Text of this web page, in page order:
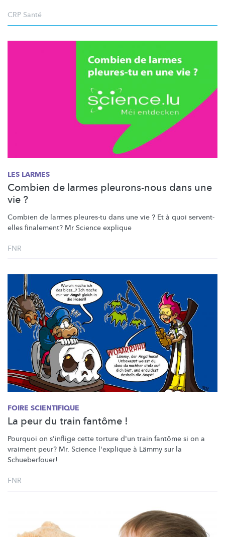
CRP Santé
LES LARMES
Combien de larmes pleurons-nous dans une
vie ?
Combien de larmes pleures-tu dans une vie ? Et à quoi servent-
elles finalement? Mr Science explique
FNR
FOIRE SCIENTIFIQUE
La peur du train fantôme !
Pourquoi on s'inflige cette torture d'un train fantôme si on a
vraiment peur? Mr. Science l'explique à Lämmy sur la
Schueberfouer!
FNR